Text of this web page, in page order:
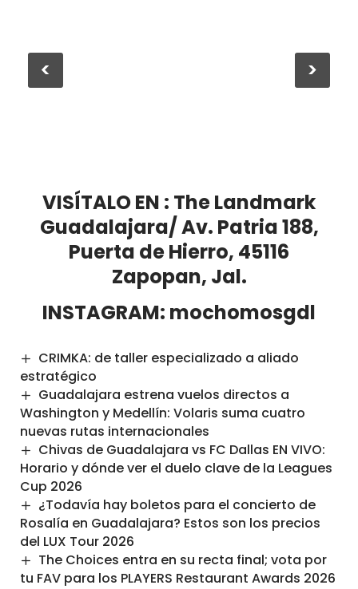
< >
VISÍTALO EN : The Landmark
Guadalajara/ Av. Patria 188,
Puerta de Hierro, 45116
Zapopan, Jal.
INSTAGRAM: mochomosgdl
CRIMKA: de taller especializado a aliado
estratégico
Guadalajara estrena vuelos directos a
Washington y Medellín: Volaris suma cuatro
nuevas rutas internacionales
Chivas de Guadalajara vs FC Dallas EN VIVO:
Horario y dónde ver el duelo clave de la Leagues
Cup 2026
¿Todavía hay boletos para el concierto de
Rosalía en Guadalajara? Estos son los precios
del LUX Tour 2026
The Choices entra en su recta final; vota por
tu FAV para los PLAYERS Restaurant Awards 2026